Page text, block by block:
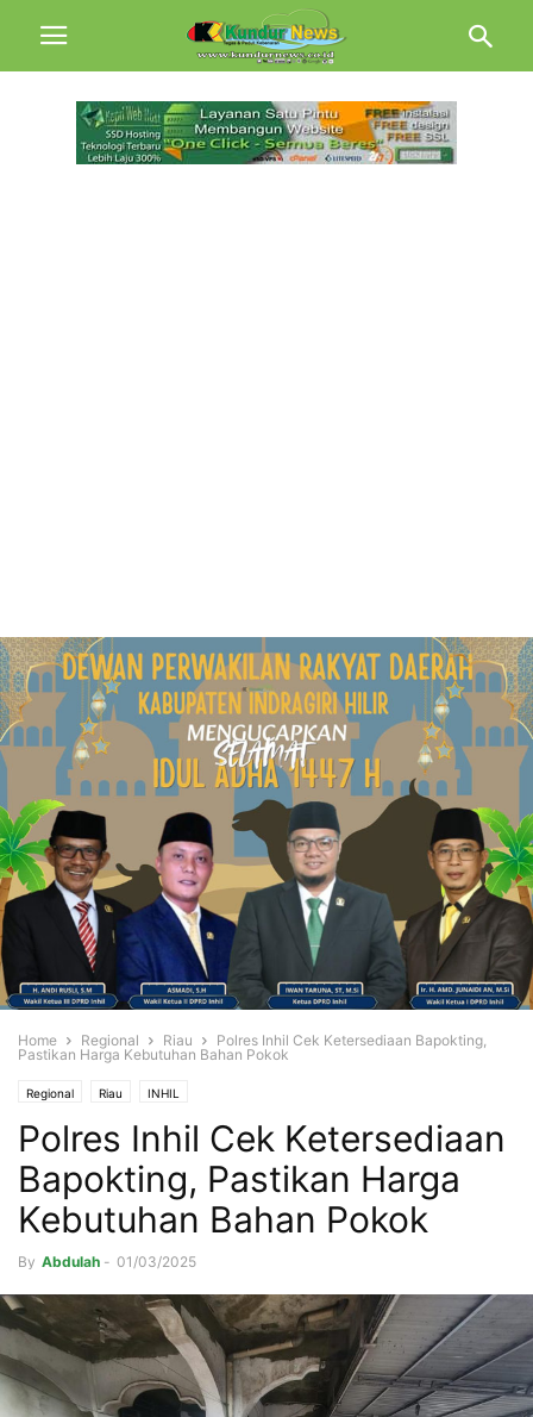
Home Regional Riau
Polres Inhil Cek Ketersediaan Bapokting,
Pastikan Harga Kebutuhan Bahan Pokok
Regional Riau INHIL
Polres Inhil Cek Ketersediaan
Bapokting, Pastikan Harga
Kebutuhan Bahan Pokok
By Abdulah - 01/03/2025